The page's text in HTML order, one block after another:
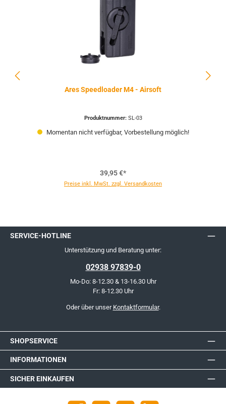
Ares Speedloader M4 - Airsoft
Produktnummer: SL-03
Momentan nicht verfügbar, Vorbestellung möglich!
39,95 €*
Preise inkl. MwSt. zzgl. Versandkosten
SERVICE-HOTLINE
Unterstützung und Beratung unter:
02938 97839-0
Mo-Do: 8-12.30 & 13-16.30 Uhr
Fr: 8-12.30 Uhr
Oder über unser Kontaktformular.
SHOPSERVICE
INFORMATIONEN
SICHER EINKAUFEN